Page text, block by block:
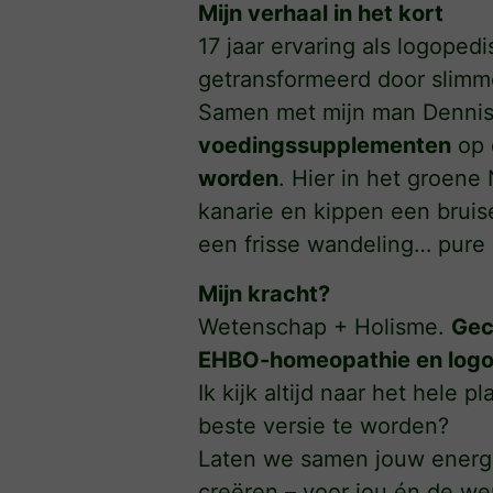
Mijn verhaal in het kort
17 jaar ervaring als
getransformeerd door
Samen met mijn man
voedingssupplementen op
worden. Hier in het groene
kanarie en kippen een
een frisse wandeling… pure
Mijn kracht?
Wetenschap + Holisme.
EHBO-homeopathie en
Ik kijk altijd naar het hele
beste versie te worden?
Laten we samen jouw